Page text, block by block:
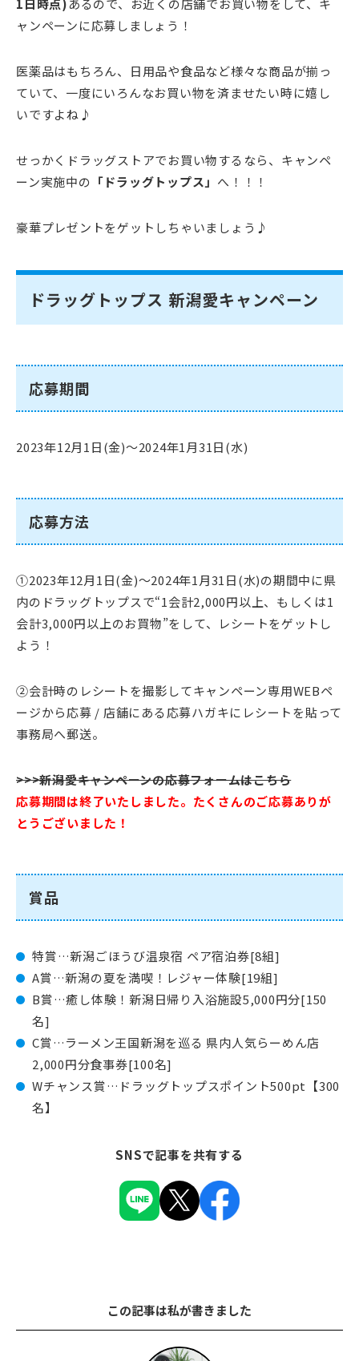
1日時点)あるので、お近くの店舗でお買い物をして、キ
ャンペーンに応募しましょう！
医薬品はもちろん、日用品や食品など様々な商品が揃っ
ていて、一度にいろんなお買い物を済ませたい時に嬉し
いですよね♪
せっかくドラッグストアでお買い物するなら、キャンペ
ーン実施中の 「ドラッグトップス」 へ！！！
豪華プレゼントをゲットしちゃいましょう♪
ドラッグトップス 新潟愛キャンペーン
応募期間
2023年12月1日(金)～2024年1月31日(水)
応募方法
①2023年12月1日(金)～2024年1月31日(水)の期間中に県
内のドラッグトップスで“1会計2,000円以上、もしくは1
会計3,000円以上のお買物”をして、レシートをゲットし
よう！
②会計時のレシートを撮影してキャンペーン専用WEBペ
ージから応募 / 店舗にある応募ハガキにレシートを貼って
事務局へ郵送。
>>>新潟愛キャンペーンの応募フォームはこちら
応募期間は終了いたしました。たくさんのご応募ありが
とうございました！
賞品
特賞…新潟ごほうび温泉宿 ペア宿泊券[8組]
A賞…新潟の夏を満喫！レジャー体験[19組]
B賞…癒し体験！新潟日帰り入浴施設5,000円分[150
名]
C賞…ラーメン王国新潟を巡る 県内人気らーめん店
2,000円分食事券[100名]
Wチャンス賞…ドラッグトップスポイント500pt【300
名】
SNSで記事を共有する
この記事は私が書きました